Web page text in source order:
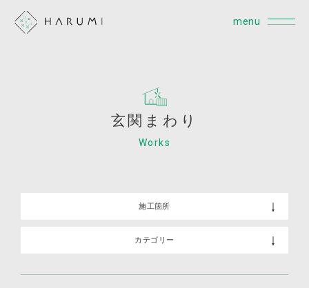
menu
玄関まわり
Works
施工箇所
カテゴリー